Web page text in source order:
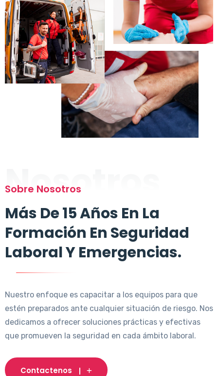
Nosotros
Sobre Nosotros
Más De 15 Años En La
Formación En Seguridad
Laboral Y Emergencias.
Nuestro enfoque es capacitar a los equipos para que
estén preparados ante cualquier situación de riesgo. Nos
dedicamos a ofrecer soluciones prácticas y efectivas
que promueven la seguridad en cada ámbito laboral.
Contactenos